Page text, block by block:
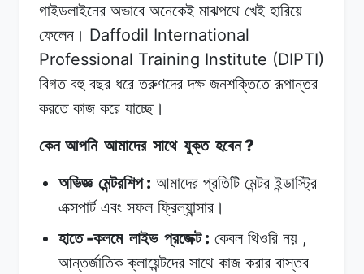
গাইডলাইনের অভাবে অনেকেই মাঝপথে খেই হারিয়ে
ফেলেন। Daffodil International
Professional Training Institute (DIPTI)
বিগত বহু বছর ধরে তরুণদের দক্ষ জনশক্তিতে রূপান্তর
করতে কাজ করে যাচ্ছে।
কেন আপনি আমাদের সাথে যুক্ত হবেন?
অভিজ্ঞ মেন্টরশিপ: আমাদের প্রতিটি মেন্টর ইন্ডাস্ট্রি
এক্সপার্ট এবং সফল ফ্রিল্যান্সার।
হাতে-কলমে লাইভ প্রজেক্ট: কেবল থিওরি নয় ,
আন্তর্জাতিক ক্লায়েন্টদের সাথে কাজ করার বাস্তব